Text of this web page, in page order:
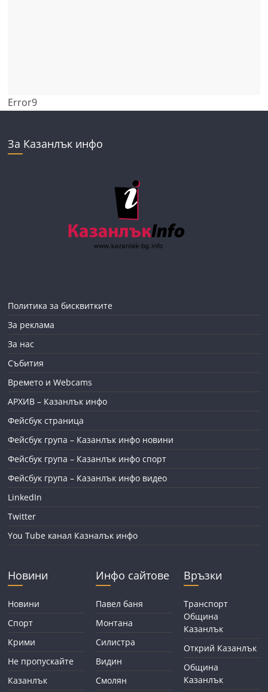
Error9
За Казанлък инфо
Политика за бисквитките
За реклама
За нас
Събития
Времето и Webcams
АРХИВ – Казанлък инфо
Фейсбук страница
Фейсбук група – Казанлък инфо новини
Фейсбук група – Казанлък инфо спорт
Фейсбук група – Казанлък инфо видео
LinkedIn
Twitter
You Tube канал Казналък инфо
Новини
Новини
Спорт
Крими
Не пропускайте
Казанлък
Инфо сайтове
Павел баня
Монтана
Силистра
Видин
Смолян
Връзки
Транспорт
Община
Казанлък
Открий Казанлък
Община
Казанлък